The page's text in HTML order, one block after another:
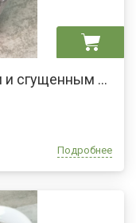
Брусника с кедровым орехом и сгущенным молоком
Подробнее